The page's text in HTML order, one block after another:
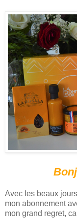
Avec les beaux
mon abonnement
mon grand regret,